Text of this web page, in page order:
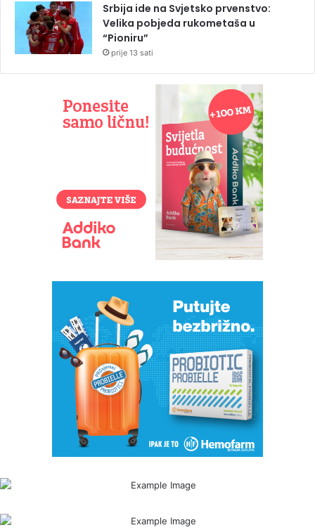
Srbija ide na Svjetsko prvenstvo:
Velika pobjeda rukometaša u
“Pioniru”
prije 13 sati